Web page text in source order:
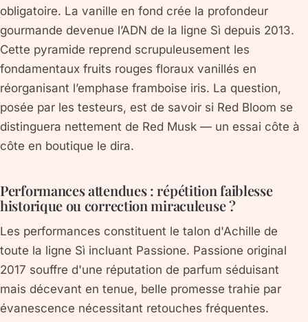
obligatoire. La vanille en fond crée la profondeur
gourmande devenue l’ADN de la ligne Sì depuis 2013.
Cette pyramide reprend scrupuleusement les
fondamentaux fruits rouges floraux vanillés en
réorganisant l’emphase framboise iris. La question,
posée par les testeurs, est de savoir si Red Bloom se
distinguera nettement de Red Musk — un essai côte à
côte en boutique le dira.
Performances attendues : répétition faiblesse
historique ou correction miraculeuse ?
Les performances constituent le talon d'Achille de
toute la ligne Sì incluant Passione. Passione original
2017 souffre d'une réputation de parfum séduisant
mais décevant en tenue, belle promesse trahie par
évanescence nécessitant retouches fréquentes.